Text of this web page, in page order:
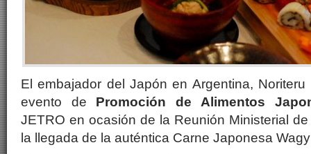
El embajador del Japón en Argentina,
evento de Promoción de Alimentos
JETRO en ocasión de la Reunión Ministerial
la llegada de la auténtica Carne Japonesa